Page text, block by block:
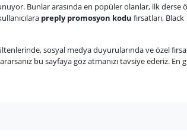
Bunlar arasında en popüler olanlar, ilk derse
preply promosyon kodu fırsatları, Black
sosyal medya duyurularında ve özel
ararsanız bu sayfaya göz atmanızı tavsiye ederiz. En